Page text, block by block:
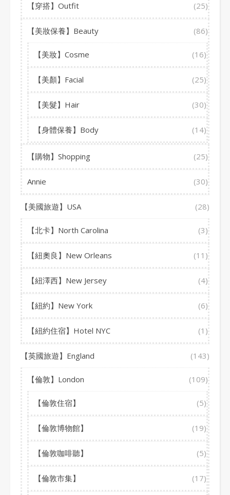
【穿搭】Outfit (25)
【美妝保養】Beauty (86)
【美妝】Cosme (16)
【美顏】Facial (25)
【美髮】Hair (30)
【身體保養】Body (14)
【購物】Shopping (25)
Annie (30)
【美國旅遊】USA (28)
【北卡】North Carolina (3)
【紐奧良】New Orleans (11)
【紐澤西】New Jersey (4)
【紐約】New York (6)
【紐約住宿】Hotel NYC (1)
【英國旅遊】England (143)
【倫敦】London (109)
【倫敦住宿】 (5)
【倫敦博物館】 (19)
【倫敦咖啡聽】 (5)
【倫敦市集】 (17)